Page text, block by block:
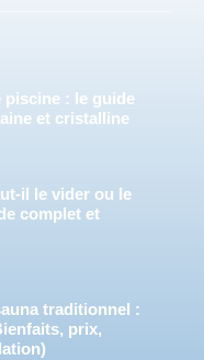
piscine : le guide
et cristalline
il le vider ou le
complet et
traditionnel :
prix,